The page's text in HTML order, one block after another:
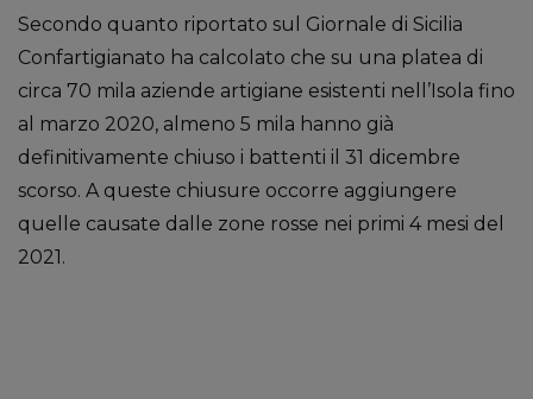
Secondo quanto riportato sul Giornale di Sicilia
Confartigianato ha calcolato che su una platea di
circa 70 mila aziende artigiane esistenti nell’Isola fino
al marzo 2020, almeno 5 mila hanno già
definitivamente chiuso i battenti il 31 dicembre
scorso. A queste chiusure occorre aggiungere
quelle causate dalle zone rosse nei primi 4 mesi del
2021.